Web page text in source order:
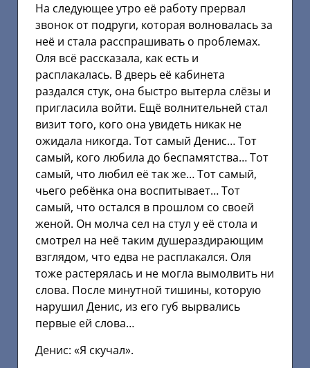
На следующее утро её работу прервал
звонок от подруги, которая волновалась за
неё и стала расспрашивать о проблемах.
Оля всё рассказала, как есть и
расплакалась. В дверь её кабинета
раздался стук, она быстро вытерла слёзы и
пригласила войти. Ещё волнительней стал
визит того, кого она увидеть никак не
ожидала никогда. Тот самый Денис… Тот
самый, кого любила до беспамятства… Тот
самый, что любил её так же… Тот самый,
чьего ребёнка она воспитывает… Тот
самый, что остался в прошлом со своей
женой. Он молча сел на стул у её стола и
смотрел на неё таким душераздирающим
взглядом, что едва не расплакался. Оля
тоже растерялась и не могла вымолвить ни
слова. После минутной тишины, которую
нарушил Денис, из его губ вырвались
первые ей слова…
Денис: «Я скучал».